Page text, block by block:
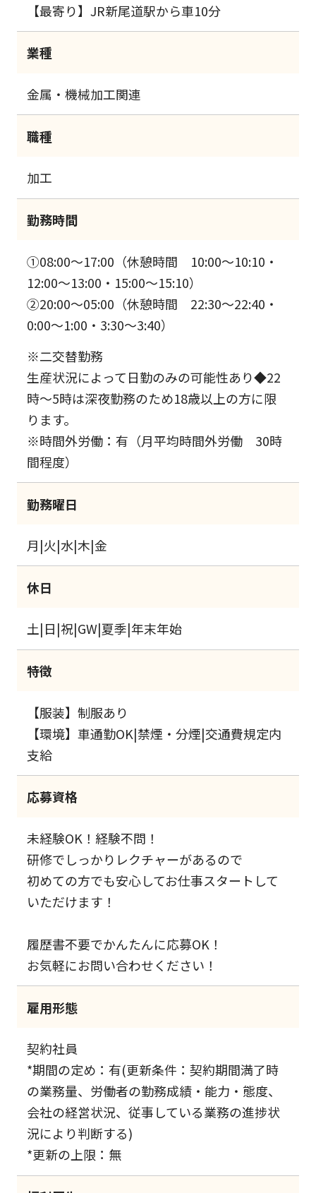
【最寄り】JR新尾道駅から車10分
業種
金属・機械加工関連
職種
加工
勤務時間
①08:00～17:00（休憩時間 10:00～10:10・
12:00～13:00・15:00～15:10）
②20:00～05:00（休憩時間 22:30～22:40・
0:00～1:00・3:30～3:40）
※二交替勤務
生産状況によって日勤のみの可能性あり◆22
時～5時は深夜勤務のため18歳以上の方に限
ります。
※時間外労働：有（月平均時間外労働 30時
間程度）
勤務曜日
月|火|水|木|金
休日
土|日|祝|GW|夏季|年末年始
特徴
【服装】制服あり
【環境】車通勤OK|禁煙・分煙|交通費規定内
支給
応募資格
未経験OK！経験不問！
研修でしっかりレクチャーがあるので
初めての方でも安心してお仕事スタートして
いただけます！
履歴書不要でかんたんに応募OK！
お気軽にお問い合わせください！
雇用形態
契約社員
*期間の定め：有(更新条件：契約期間満了時
の業務量、労働者の勤務成績・能力・態度、
会社の経営状況、従事している業務の進捗状
況により判断する)
*更新の上限：無